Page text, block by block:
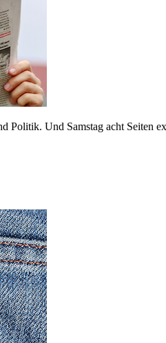
Politik. Und Samstag acht Seiten